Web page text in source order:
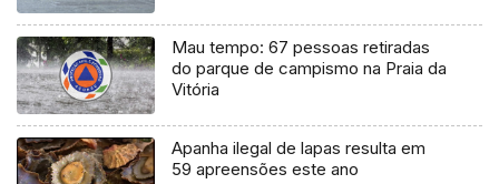
Mau tempo: 67 pessoas retiradas
do parque de campismo na Praia da
Vitória
Apanha ilegal de lapas resulta em
59 apreensões este ano